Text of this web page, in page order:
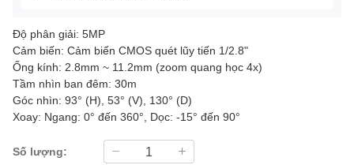
Độ phân giải: 5MP
Cảm biến: Cảm biến CMOS quét lũy tiến 1/2.8"
Ống kính: 2.8mm ~ 11.2mm (zoom quang học 4x)
Tầm nhìn ban đêm: 30m
Góc nhìn: 93° (H), 53° (V), 130° (D)
Xoay: Ngang: 0° đến 360°, Dọc: -15° đến 90°
Số lượng: